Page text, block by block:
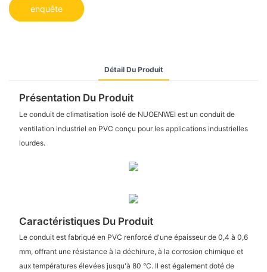
enquête
Détail Du Produit
Présentation Du Produit
Le conduit de climatisation isolé de NUOENWEI est un conduit de
ventilation industriel en PVC conçu pour les applications industrielles
lourdes.
Caractéristiques Du Produit
Le conduit est fabriqué en PVC renforcé d'une épaisseur de 0,4 à 0,6
mm, offrant une résistance à la déchirure, à la corrosion chimique et
aux températures élevées jusqu'à 80 °C. Il est également doté de